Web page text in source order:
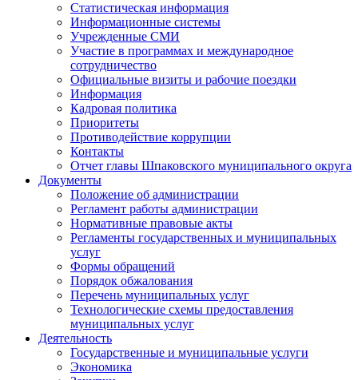
Статистическая информация
Информационные системы
Учрежденные СМИ
Участие в программах и международное
сотрудничество
Официальные визиты и рабочие поездки
Информация
Кадровая политика
Приоритеты
Противодействие коррупции
Контакты
Отчет главы Шпаковского муниципального округа
Документы
Положение об администрации
Регламент работы администрации
Нормативные правовые акты
Регламенты государственных и муниципальных
услуг
Формы обращений
Порядок обжалования
Перечень муниципальных услуг
Технологические схемы предоставления
муниципальных услуг
Деятельность
Государственные и муниципальные услуги
Экономика